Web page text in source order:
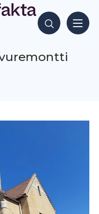
Hae sisältöjä